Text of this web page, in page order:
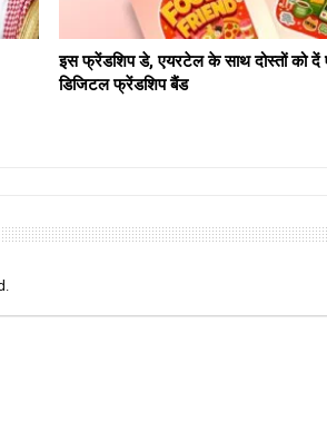
इस फ्रेंडशिप डे, एयरटेल के साथ दोस्तों को
डिजिटल फ्रेंडशिप बैंड